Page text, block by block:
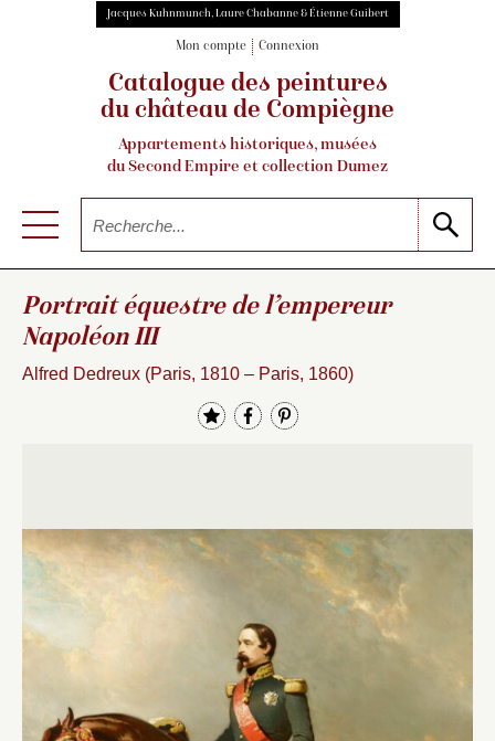
Jacques Kuhnmunch, Laure Chabanne & Étienne Guibert
Mon compte Connexion
Catalogue des peintures
du château de Compiègne
Appartements historiques, musées
du Second Empire et collection Dumez
Portrait équestre de l’empereur
Napoléon III
Alfred Dedreux (Paris, 1810 – Paris, 1860)